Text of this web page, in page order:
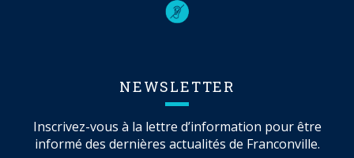
NEWSLETTER
Inscrivez-vous à la lettre d’information pour être
informé des dernières actualités de Franconville.